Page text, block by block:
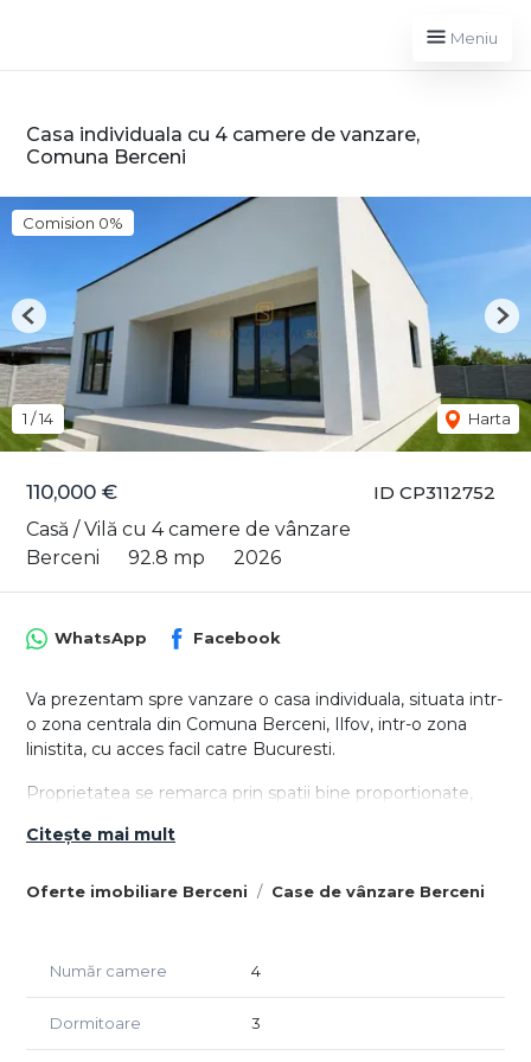
Meniu
Casa individuala cu 4 camere de vanzare,
Comuna Berceni
ID CP3112752
110,000 €
Casă / Vilă cu 4 camere de vânzare
Berceni
92.8 mp 2026
Comision 0%
1 /14 Harta
Previous
Oferte imobiliare Berceni Case de vânzare Berceni
WhatsApp Facebook
Va prezentam spre vanzare o casa individuala, situata intr-
o zona centrala din Comuna Berceni, Ilfov, intr-o zona
linistita, cu acces facil catre Bucuresti.
Proprietatea se remarca prin spatii bine proportionate,
intimitate si o locuinta pregatita pentru utilizare imediata.
Casa este compartimentata astfel:
organizate.
La exterior, proprietatea beneficiaza de o curte spatioasa,
loc de parcare, fosa septica si beci. Constructia dispune de
placa de beton peste parter, iar incalzirea se realizeaza
Citește mai mult
Număr camere 4
Dormitoare 3